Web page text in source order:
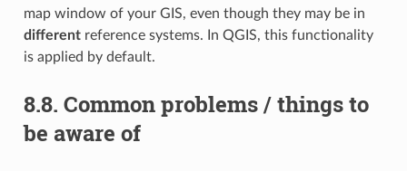
map window of your GIS, even though they may be in
differentreference systems. In QGIS, this functionality
is applied by default.
8.8. Common problems / things to
be aware of